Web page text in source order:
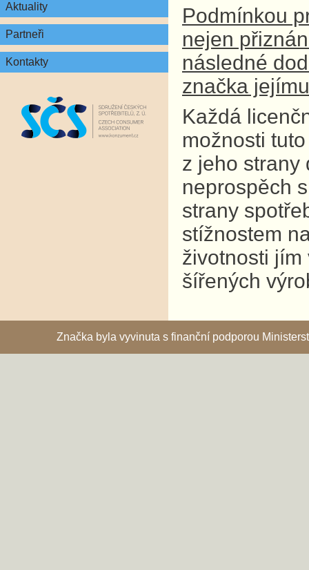
Aktuality
Partneři
Kontakty
Podmínkou
nejen
následné
značka
Každá
možnosti
z jeho strany
neprospěch
strany
stížnostem
životnosti
šířených
Značka byla vyvinuta s finanční podporou